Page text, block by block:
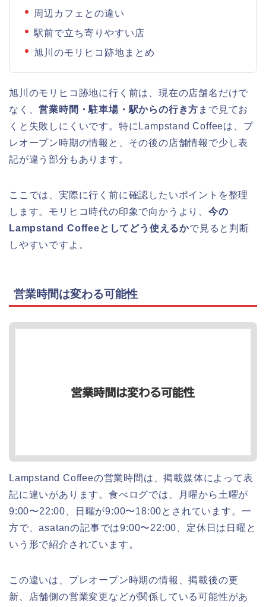
周辺カフェとの違い
駅前で立ち寄りやすい店
旭川のモリヒコ跡地まとめ
旭川のモリヒコ跡地に行く前は、現在の店舗名だけで
なく、営業時間・駐車場・駅からの行き方 まで見てお
くと失敗しにくいです。特にLampstand Coffeeは、プ
レオープン時期の情報と、その後の店舗情報で少し表
記が違う部分もあります。
ここでは、実際に行く前に確認したいポイントを整理
します。モリヒコ時代の印象で向かうより、 今の
Lampstand Coffeeとしてどう使えるかで見ると判断
しやすいですよ。
営業時間は変わる可能性
Lampstand Coffeeの営業時間は、掲載媒体によって表
記に違いがあります。食べログでは、月曜から土曜が
9:00〜22:00、日曜が9:00〜18:00とされています。一
方で、asatanの記事では9:00〜22:00、定休日は日曜と
いう形で紹介されています。
この違いは、プレオープン時期の情報、掲載後の更
新、店舗側の営業変更などが関係している可能性があ